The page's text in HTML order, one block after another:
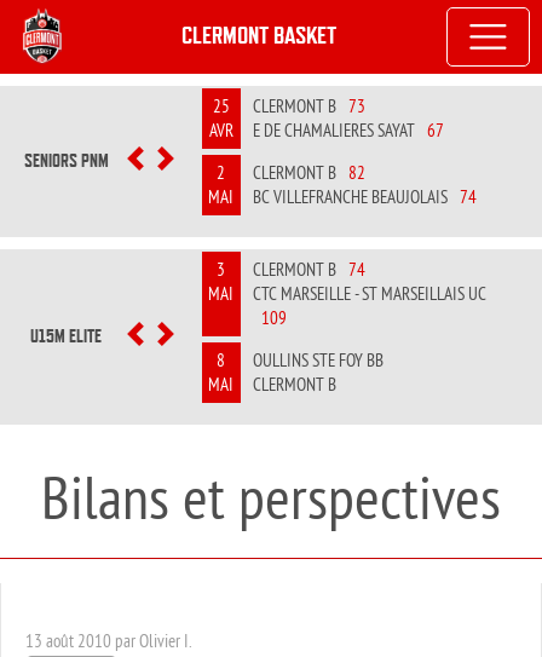
CLERMONT BASKET
SENIORS PNM PREVIOUS
NEXT
25
AVR
CLERMONT B 73
E DE CHAMALIERES SAYAT 67
2
MAI
CLERMONT B 82
BC VILLEFRANCHE BEAUJOLAIS 74
U15M ELITE PREVIOUS
NEXT
3
MAI
CLERMONT B 74
CTC MARSEILLE - ST MARSEILLAIS UC
109
8
MAI
OULLINS STE FOY BB
CLERMONT B
Bilans et perspectives
13 août 2010 par Olivier I.